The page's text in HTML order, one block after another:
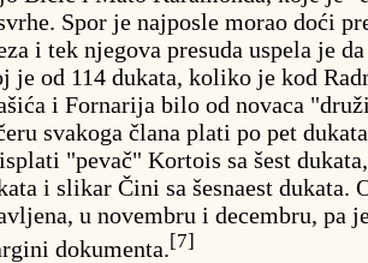
Spor je najposle morao doći
i tek njegova presuda uspela je
je od 114 dukata, koliko je kod
i Fornarija bilo od novaca
svakoga člana plati po pet
"pevač" Kortois sa šest
i slikar Čini sa šesnaest dukata.
u novembru i decembru, pa
dokumenta.[7]